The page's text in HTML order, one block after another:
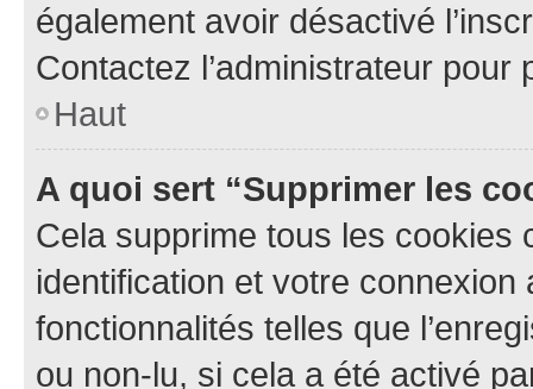
également avoir désactivé
Contactez l’administrateur
Haut
A quoi sert “Supprimer les
Cela supprime tous les cookies
identification et votre
fonctionnalités telles que
ou non-lu, si cela a été activé